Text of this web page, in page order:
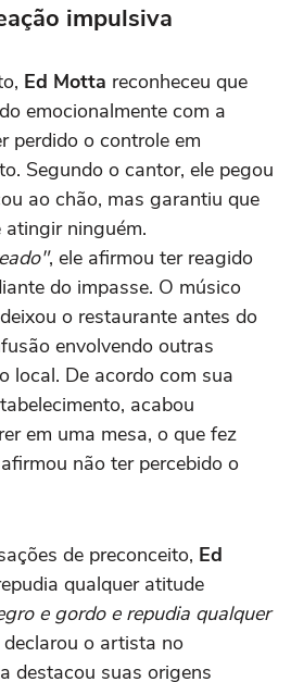
impulsiva
Ed Motta reconheceu que
emocionalmente com a
perdido o controle em
Segundo o cantor, ele pegou
ao chão, mas garantiu que
atingir ninguém.
, ele afirmou ter reagido
do impasse. O músico
o restaurante antes do
envolvendo outras
local. De acordo com sua
acabou
em uma mesa, o que fez
não ter percebido o
de preconceito, Ed
qualquer atitude
e gordo e repudia qualquer
declarou o artista no
destacou suas origens